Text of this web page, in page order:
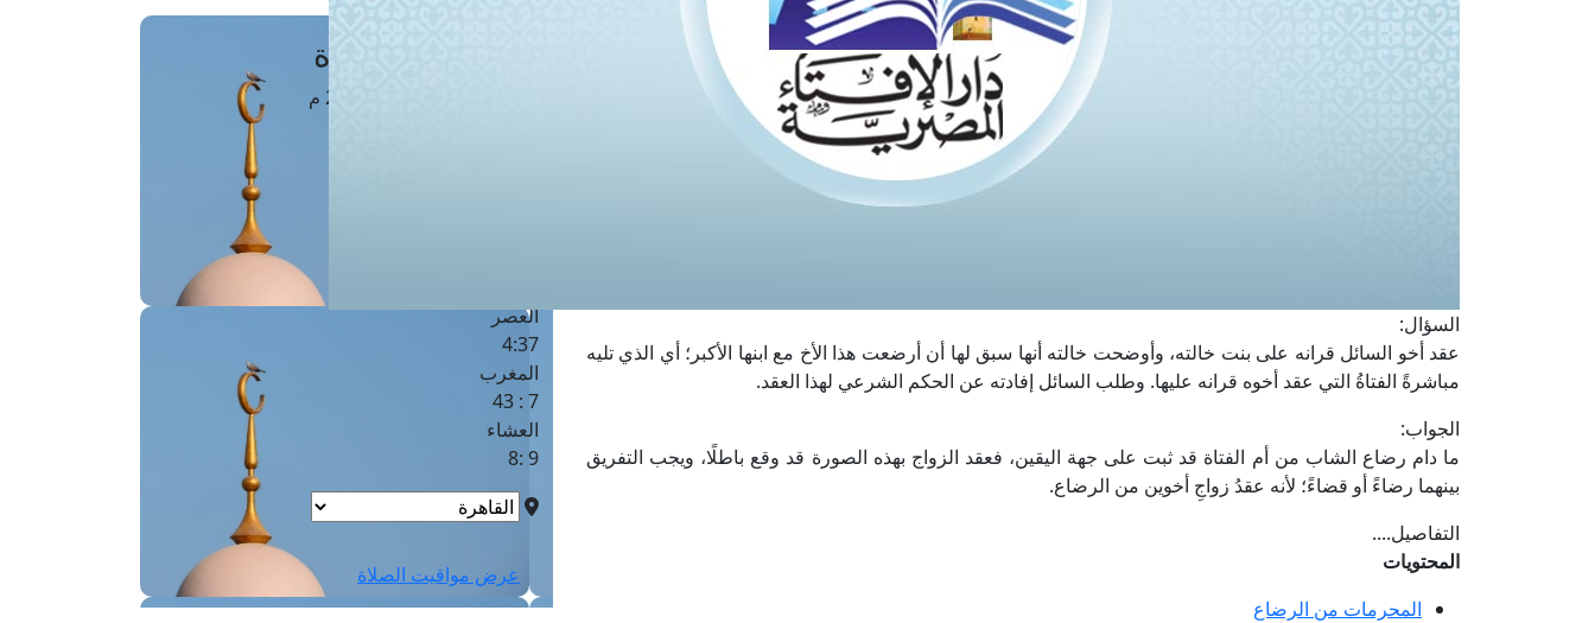
السؤال:
عقد أخو السائل قرانه على بنت خالته، وأوضحت خالته أنها سبق لها أن أرضعت هذا الأخ مع ابنها الأكبر؛ أي الذي تليه
مباشرةً الفتاةُ التي عقد أخوه قرانه عليها. وطلب السائل إفادته عن الحكم الشرعي لهذا العقد.
الجواب:
ما دام رضاع الشاب من أم الفتاة قد ثبت على جهة اليقين، فعقد الزواج بهذه الصورة قد وقع باطلًا، ويجب التفريق
بينهما رضاءً أو قضاءً؛ لأنه عقدُ زواجِ أخوين من الرضاع.
التفاصيل....
المحتويات
المحرمات من الرضاع
مَواقِيتُ الصَّـــلاة
العصر
4:37
المغرب
7 : 43
العشاء
9 :8
عرض مواقيت الصلاة